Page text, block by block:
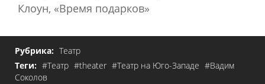
Клоун, «Время подарков»
Рубрика: Театр
Теги: #Театр #theater #Театр на Юго-Западе #Вадим
Соколов